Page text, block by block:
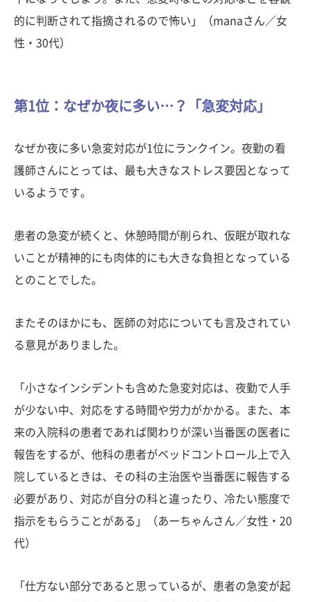
的に判断されて指摘されるので怖い」（manaさん／女
性・30代）
第1位：なぜか夜に多い…？「急変対応」
なぜか夜に多い急変対応が1位にランクイン。夜勤の看
護師さんにとっては、最も大きなストレス要因となって
いるようです。
患者の急変が続くと、休憩時間が削られ、仮眠が取れな
いことが精神的にも肉体的にも大きな負担となっている
とのことでした。
またそのほかにも、医師の対応についても言及されてい
る意見がありました。
「小さなインシデントも含めた急変対応は、夜勤で人手
が少ない中、対応をする時間や労力がかかる。また、本
来の入院科の患者であれば関わりが深い当番医の医者に
報告をするが、他科の患者がベッドコントロール上で入
院しているときは、その科の主治医や当番医に報告する
必要があり、対応が自分の科と違ったり、冷たい態度で
指示をもらうことがある」（あーちゃんさん／女性・20
代）
「仕方ない部分であると思っているが、患者の急変が起